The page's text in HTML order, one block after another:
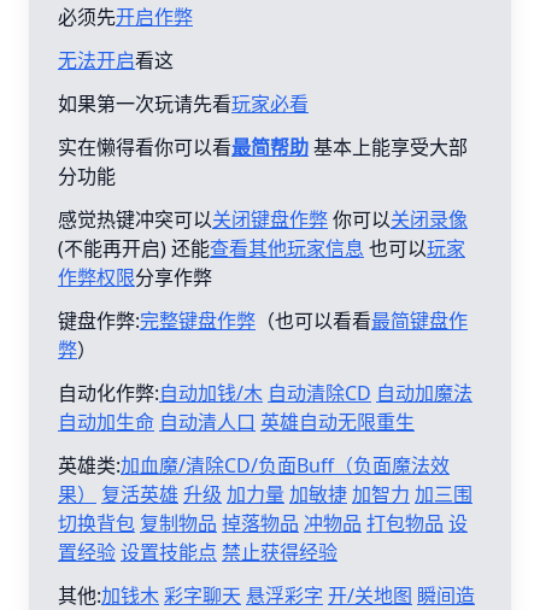
必须先开启作弊
无法开启看这
如果第一次玩请先看玩家必看
实在懒得看你可以看最简帮助基本上能享受大部
分功能
感觉热键冲突可以关闭键盘作弊你可以关闭录像
(不能再开启) 还能查看其他玩家信息 也可以玩家
作弊权限分享作弊
键盘作弊:完整键盘作弊 （也可以看看最简键盘作
弊）
自动化作弊:自动加钱/木 自动清除CD 自动加魔法
自动加生命 自动清人口 英雄自动无限重生
英雄类:加血魔/清除CD/负面Buff（负面魔法效
果）
复活英雄 升级 加力量 加敏捷加智力 加三围
切换背包 复制物品 掉落物品 冲物品 打包物品 设
置经验设置技能点 禁止获得经验
其他:加钱木彩字聊天 悬浮彩字 开/关地图 瞬间造